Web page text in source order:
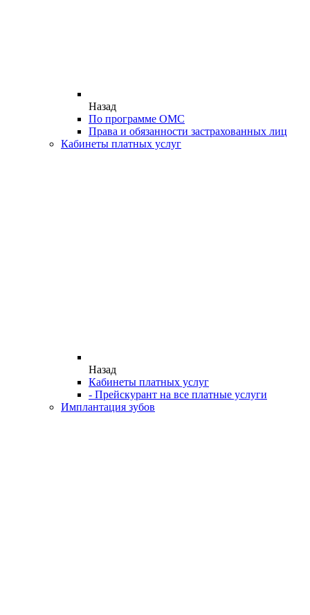
Назад
По программе ОМС
Права и обязанности застрахованных лиц
Кабинеты платных услуг
Назад
Кабинеты платных услуг
- Прейскурант на все платные услуги
Имплантация зубов